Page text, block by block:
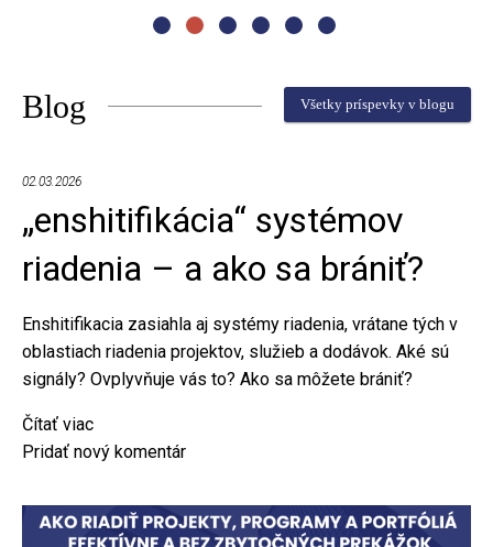
Blog Všetky príspevky v blogu
02.03.2026
„enshitifikácia“ systémov
riadenia – a ako sa brániť?
Enshitifikacia zasiahla aj systémy riadenia, vrátane tých v
oblastiach riadenia projektov, služieb a dodávok. Aké sú
signály? Ovplyvňuje vás to? Ako sa môžete brániť?
Čítať viac
„enshitifikácia“
riadenia
–
Pridať nový komentár